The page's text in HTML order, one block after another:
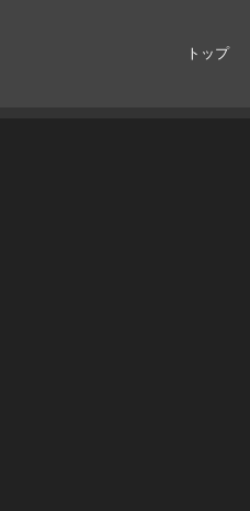
トップ